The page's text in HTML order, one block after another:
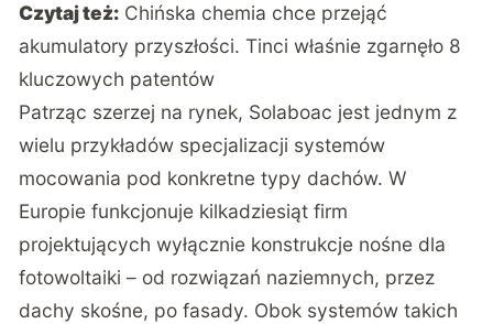
Czytaj też: Chińska chemia chce przejąć
akumulatory przyszłości. Tinci właśnie zgarnęło 8
kluczowych patentów
Patrząc szerzej na rynek, Solaboac jest jednym z
wielu przykładów specjalizacji systemów
mocowania pod konkretne typy dachów. W
Europie funkcjonuje kilkadziesiąt firm
projektujących wyłącznie konstrukcje nośne dla
fotowoltaiki – od rozwiązań naziemnych, przez
dachy skośne, po fasady. Obok systemów takich